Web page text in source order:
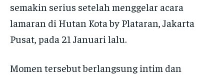
semakin serius setelah menggelar acara
lamaran di Hutan Kota by Plataran, Jakarta
Pusat, pada 21 Januari lalu.
Momen tersebut berlangsung intim dan